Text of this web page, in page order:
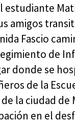
estudiante
amigos
Fascio
de
donde se
de la
la ciudad de
en el